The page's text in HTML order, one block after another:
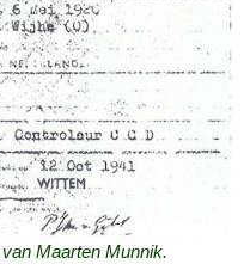
Maarten Munnik.